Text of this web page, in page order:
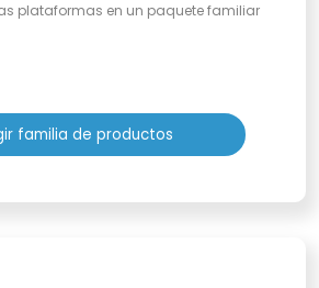
plataformas en un paquete familiar
familia de productos